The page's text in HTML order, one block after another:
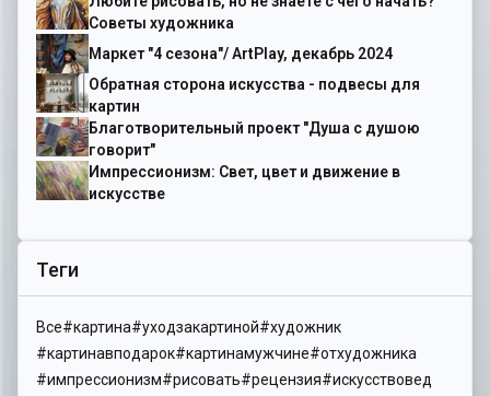
Советы художника
Маркет "4 сезона"/ ArtPlay, декабрь 2024
Обратная сторона искусства - подвесы для
картин
Благотворительный проект "Душа с душою
говорит"
Импрессионизм: Свет, цвет и движение в
искусстве
Теги
Все#картина#уходзакартиной#художник
#картинавподарок#картинамужчине#отхудожника
#импрессионизм#рисовать#рецензия#искусствовед